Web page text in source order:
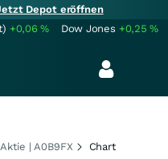
Depot eröffnen
+0,06% Dow Jones +0,25%
| A0B9FX Chart